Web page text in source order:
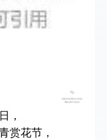
，
赏花节，